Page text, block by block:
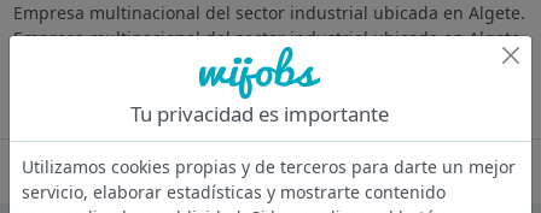
Empresa multinacional del sector industrial ubicada en Algete.
Empresa multinacional del sector industrial ubicada en Algete.
¿Dónde vas a trabajar? Nuestro cliente es una organización de
tamaño medio especializada en el sector de Property. Se...
Oferta desactivada
Tu privacidad es importante
Utilizamos cookies propias y de terceros para darte un mejor
servicio, elaborar estadísticas y mostrarte contenido